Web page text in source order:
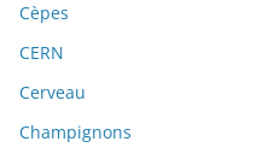
Cèpes
CERN
Cerveau
Champignons